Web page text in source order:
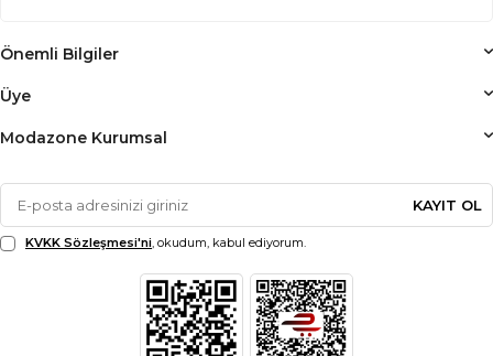
Önemli Bilgiler
Üye
Modazone Kurumsal
KAYIT OL
KVKK Sözleşmesi'ni, okudum, kabul ediyorum.